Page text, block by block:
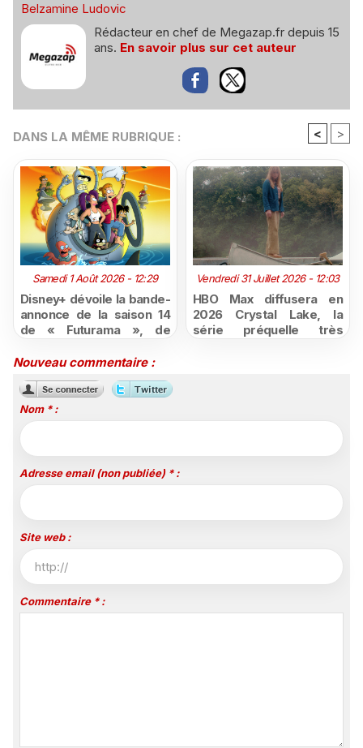
Belzamine Ludovic
Rédacteur en chef de Megazap.fr depuis 15
ans. En savoir plus sur cet auteur
DANS LA MÊME RUBRIQUE : < >
Samedi 1 Août 2026 - 12:29
Disney+ dévoile la bande-
annonce de la saison 14
de « Futurama », de
Vendredi 31 Juillet 2026 - 12:03
HBO Max diffusera en
2026 Crystal Lake, la
série préquelle très
Nouveau commentaire :
Nom * :
Adresse email (non publiée) * :
Site web :
Commentaire * :